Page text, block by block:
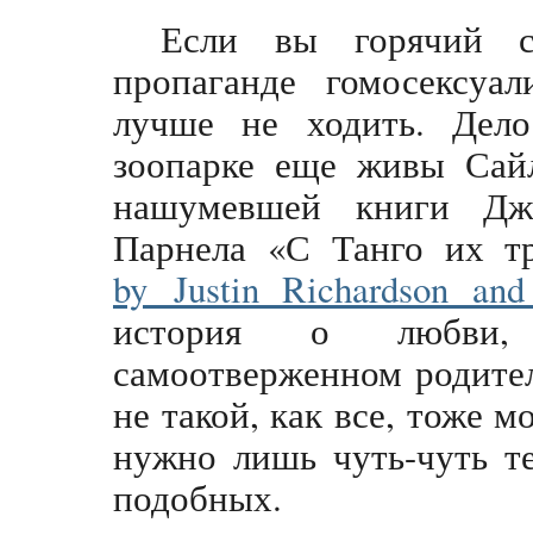
Если вы горячий
пропаганде
лучше не ходить.
зоопарке еще живы
нашумевшей книги
Парнела «С Танго их
by Justin Richardson
история о
самоотверженном
не такой, как все, тоже
нужно лишь чуть-чуть
подобных.